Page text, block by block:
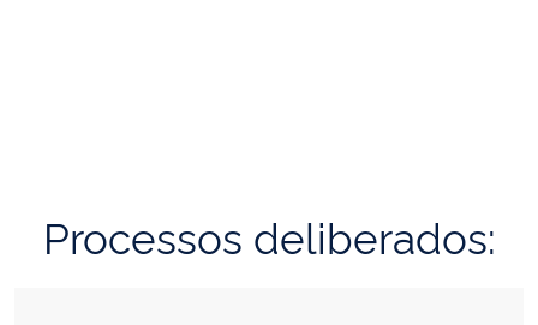
Processos deliberados: